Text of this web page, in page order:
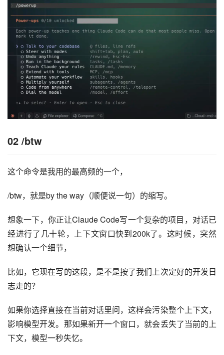
02 /btw
这个命令是我用的最高频的一个，
/btw，就是by the way（顺便说一句）的缩写。
想象一下，你正让Claude Code写一个复杂的项目，对话已
经进行了几十轮，上下文窗口快到200k了。这时候，突然
想确认一个细节，
比如，它现在写的这段，是不是按了我们上次定好的开发日
志走的？
如果你选择直接在当前对话里问，这样会污染整个上下文，
影响模型开发。那如果新开一个窗口，就会丢失了当前的上
下文，模型一秒失忆。